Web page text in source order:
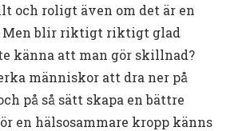
och roligt även om det är en
Men blir riktigt riktigt glad
känna att man gör skillnad?
människor att dra ner på
på så sätt skapa en bättre
en hälsosammare kropp känns